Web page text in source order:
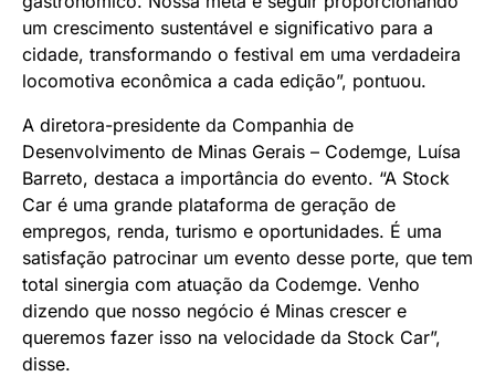
um crescimento sustentável e significativo para a
cidade, transformando o festival em uma verdadeira
locomotiva econômica a cada edição”, pontuou.
A diretora-presidente da Companhia de
Desenvolvimento de Minas Gerais – Codemge, Luísa
Barreto, destaca a importância do evento. “A Stock
Car é uma grande plataforma de geração de
empregos, renda, turismo e oportunidades. É uma
satisfação patrocinar um evento desse porte, que tem
total sinergia com atuação da Codemge. Venho
dizendo que nosso negócio é Minas crescer e
queremos fazer isso na velocidade da Stock Car”,
disse.